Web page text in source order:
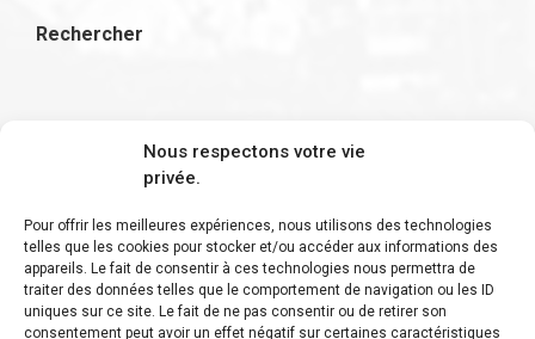
Nous respectons votre vie
privée.
Pour offrir les meilleures expériences, nous utilisons des technologies
telles que les cookies pour stocker et/ou accéder aux informations des
appareils. Le fait de consentir à ces technologies nous permettra de
traiter des données telles que le comportement de navigation ou les ID
uniques sur ce site. Le fait de ne pas consentir ou de retirer son
consentement peut avoir un effet négatif sur certaines caractéristiques
Rechercher
S'inscrire à la newsletter
Restez informé des derniers ajouts et des
dernières actualités !